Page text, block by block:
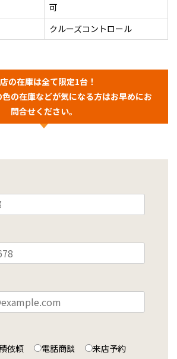
可
クルーズコントロール
の在庫は全て限定1台！
の在庫などが気になる方はお早めにお
問合せください。
依頼 電話商談
来店予約